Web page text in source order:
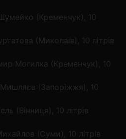
(Кременчук), 10
(Миколаїв), 10 літрів
Могилка (Кременчук), 10
(Запоріжжя), 10
(Вінниця), 10 літрів
(Суми), 10 літрів